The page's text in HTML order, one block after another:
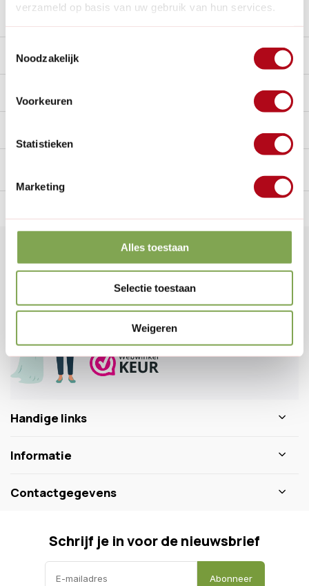
verzameld op basis van uw gebruik van hun services.
Noodzakelijk
Voorkeuren
Statistieken
Marketing
Alles toestaan
Selectie toestaan
Weigeren
Stel een vraag over dit product
Beschrijving
Klantenservice nu geopend
info@dewiltfang.nl
+31 640511932
Handige links
Informatie
Contactgegevens
Schrijf je in voor de nieuwsbrief
Abonneer